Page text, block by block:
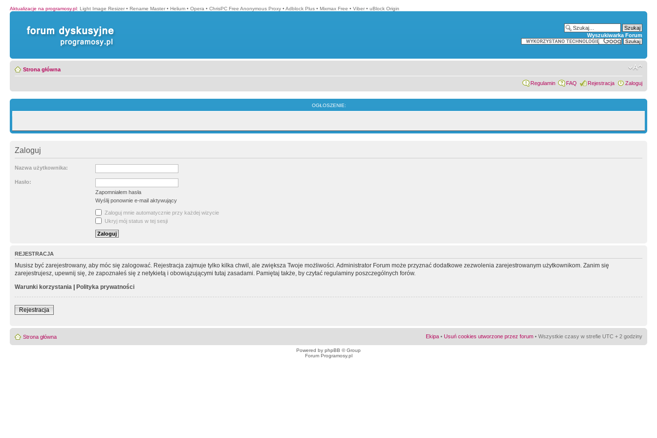
Aktualizacje na programosy.pl: Light Image Resizer • Rename Master • Helium • Opera • ChrisPC Free Anonymous Proxy • Adblock Plus • Mixmax Free • Viber • uBlock Origin
Wyszukiwarka Forum
Strona główna
Regulamin FAQ Rejestracja Zaloguj
OGŁOSZENIE:
Zaloguj
Nazwa użytkownika:
Hasło:
Zapomniałem hasła
Wyślij ponownie e-mail aktywujący
Zaloguj mnie automatycznie przy każdej wizycie
Ukryj mój status w tej sesji
REJESTRACJA
Musisz być zarejestrowany, aby móc się zalogować. Rejestracja zajmuje tylko kilka chwil, ale zwiększa Twoje możliwości. Administrator Forum może przyznać dodatkowe zezwolenia zarejestrowanym użytkownikom. Zanim się
zarejestrujesz, upewnij się, że zapoznałeś się z netykietą i obowiązującymi tutaj zasadami. Pamiętaj także, by czytać regulaminy poszczególnych forów.
Warunki korzystania | Polityka prywatności
Rejestracja
Strona główna Ekipa • Usuń cookies utworzone przez forum • Wszystkie czasy w strefie UTC + 2 godziny
Powered by phpBB © Group
Forum Programosy.pl